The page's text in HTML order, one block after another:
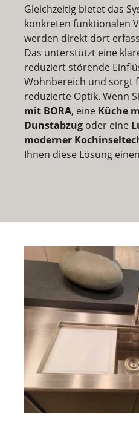
Gleichzeitig bietet das
konkreten funktionalen
werden direkt dort
Das unterstützt eine
reduziert störende
Wohnbereich und sorgt
reduzierte Optik. Wenn
mit BORA, eine Küche
Dunstabzug oder eine
moderner
Ihnen diese Lösung